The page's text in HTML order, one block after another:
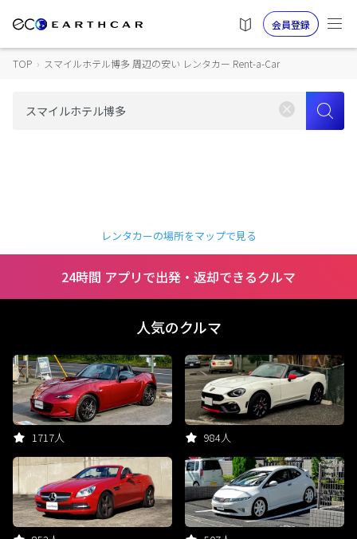
会員登録
TOP › スマイルホテル博多 周辺の安い レンタカー Rent-a-Car
レンタカーの場所をマップで見る
24時間 アプリで出発・返却できるクルマ
人気のクルマ
1717人 984人